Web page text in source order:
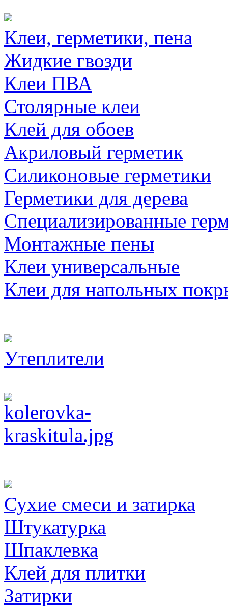
Клеи, герметики, пена
Жидкие гвозди
Клеи ПВА
Столярные клеи
Клей для обоев
Акриловый герметик
Силиконовые герметики
Герметики для дерева
Специализированные
Монтажные пены
Клеи универсальные
Клеи для напольных
Утеплители
Сухие смеси и затирка
Штукатурка
Шпаклевка
Клей для плитки
Затирки